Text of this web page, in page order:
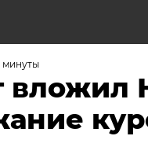
минуты
вложил